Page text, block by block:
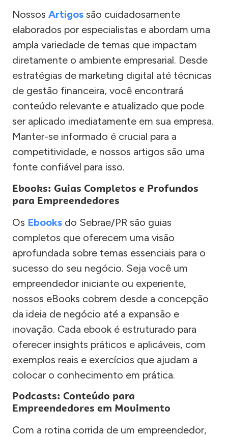
Nossos Artigos são cuidadosamente
elaborados por especialistas e abordam uma
ampla variedade de temas que impactam
diretamente o ambiente empresarial. Desde
estratégias de marketing digital até técnicas
de gestão financeira, você encontrará
conteúdo relevante e atualizado que pode
ser aplicado imediatamente em sua empresa.
Manter-se informado é crucial para a
competitividade, e nossos artigos são uma
fonte confiável para isso.
Ebooks: Guias Completos e Profundos
para Empreendedores
Os Ebooks do Sebrae/PR são guias
completos que oferecem uma visão
aprofundada sobre temas essenciais para o
sucesso do seu negócio. Seja você um
empreendedor iniciante ou experiente,
nossos eBooks cobrem desde a concepção
da ideia de negócio até a expansão e
inovação. Cada ebook é estruturado para
oferecer insights práticos e aplicáveis, com
exemplos reais e exercícios que ajudam a
colocar o conhecimento em prática.
Podcasts: Conteúdo para
Empreendedores em Movimento
Com a rotina corrida de um empreendedor,